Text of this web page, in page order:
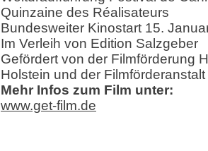
Quinzaine des Réalisateurs
Bundesweiter Kinostart 15.
Im Verleih von Edition Salzgeber
Gefördert von der Filmförderung
Holstein und der Filmförderanstalt
Mehr Infos zum Film unter:
www.get-film.de